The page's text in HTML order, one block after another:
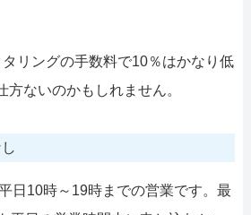
リングの手数料で10％はかなり低
方ないのかもしれません。
日10時～19時までの営業です。最